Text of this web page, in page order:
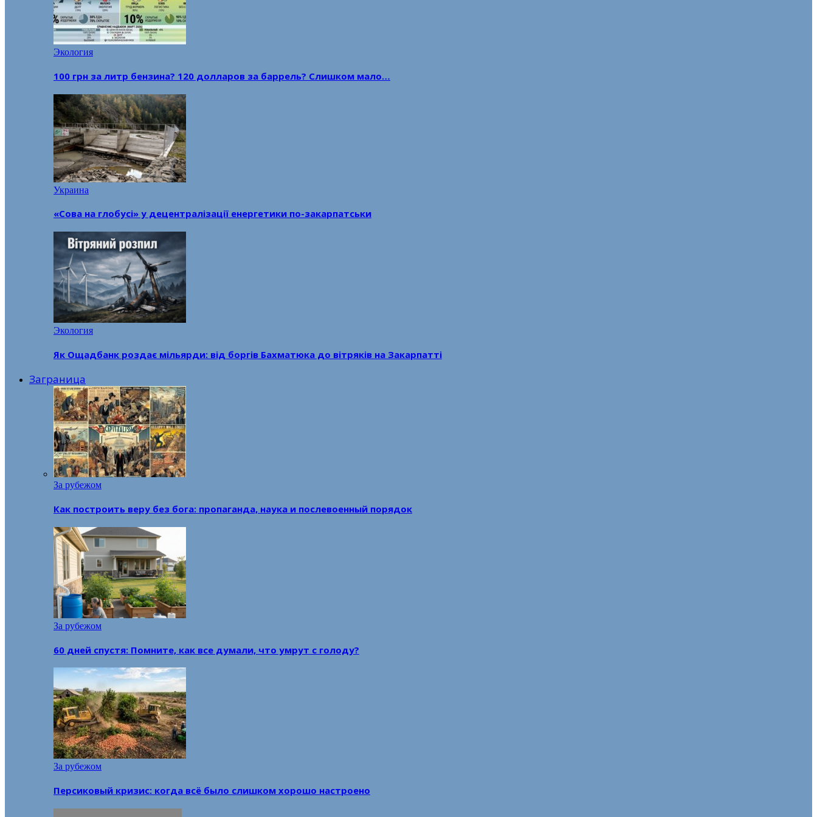
Экология
100 грн за литр бензина? 120 долларов за баррель? Слишком мало…
Украина
«Сова на глобусі» у децентралізації енергетики по-закарпатськи
Экология
Як Ощадбанк роздає мільярди: від боргів Бахматюка до вітряків на Закарпатті
Заграница
За рубежом
Как построить веру без бога: пропаганда, наука и послевоенный порядок
За рубежом
60 дней спустя: Помните, как все думали, что умрут с голоду?
За рубежом
Персиковый кризис: когда всё было слишком хорошо настроено